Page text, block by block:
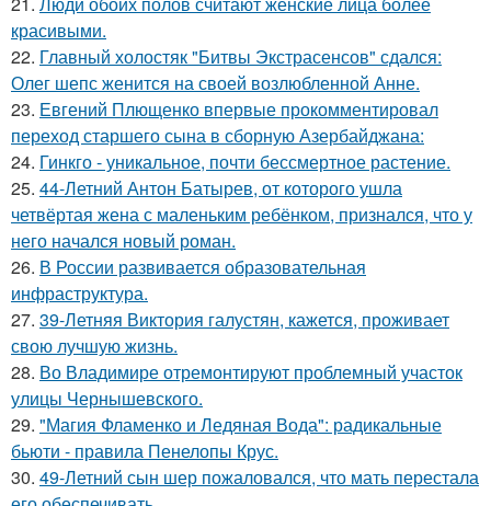
красивыми.
22. Главный холостяк "Битвы Экстрасенсов" сдался:
Олег шепс женится на своей возлюбленной Анне.
23. Евгений Плющенко впервые прокомментировал
переход старшего сына в сборную Азербайджана:
24. Гинкго - уникальное, почти бессмертное растение.
25. 44-Летний Антон Батырев, от которого ушла
четвёртая жена с маленьким ребёнком, признался, что у
него начался новый роман.
26. В России развивается образовательная
инфраструктура.
27. 39-Летняя Виктория галустян, кажется, проживает
свою лучшую жизнь.
28. Во Владимире отремонтируют проблемный участок
улицы Чернышевского.
29. "Магия Фламенко и Ледяная Вода": радикальные
бьюти - правила Пенелопы Крус.
30. 49-Летний сын шер пожаловался, что мать перестала